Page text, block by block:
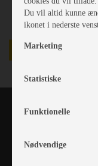
Du vil altid kunne
ikonet i nederste
Marketing
Statistiske
Funktionelle
Nødvendige